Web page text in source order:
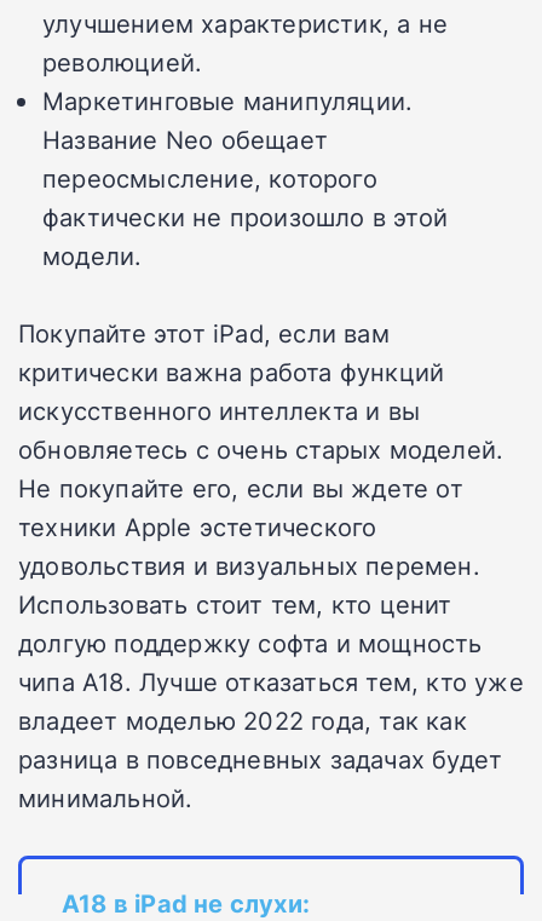
улучшением характеристик, а не
революцией.
Маркетинговые манипуляции.
Название Neo обещает
переосмысление, которого
фактически не произошло в этой
модели.
Покупайте этот iPad, если вам
критически важна работа функций
искусственного интеллекта и вы
обновляетесь с очень старых моделей.
Не покупайте его, если вы ждете от
техники Apple эстетического
удовольствия и визуальных перемен.
Использовать стоит тем, кто ценит
долгую поддержку софта и мощность
чипа A18. Лучше отказаться тем, кто уже
владеет моделью 2022 года, так как
разница в повседневных задачах будет
минимальной.
A18 в iPad не слухи: